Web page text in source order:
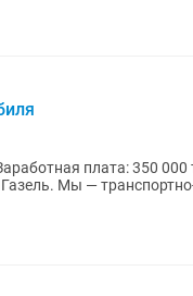
компания,